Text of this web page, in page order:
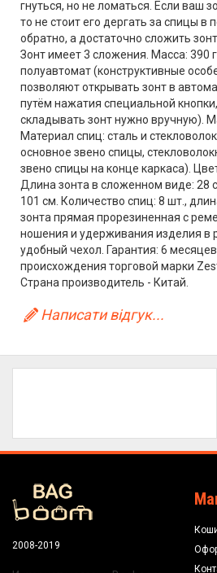
гнуться, но не ломаться. Если ваш
то не стоит его дергать за спицы в
обратно, а достаточно сложить
Зонт имеет 3 сложения. Масса: 390
полуавтомат (конструктивные
позволяют открывать зонт в
путём нажатия специальной
складывать зонт нужно вручную).
Материал спиц: сталь и
основное звено спицы,
звено спицы на конце каркаса).
Длина зонта в сложенном виде: 28
101 см. Количество спиц: 8 шт.,
зонта прямая прорезиненная с
ношения и удерживания изделия в
удобный чехол. Гарантия: 6
происхождения торговой марки
Страна производитель - Китай.
Написати відгук...
2008-2019